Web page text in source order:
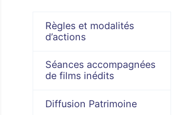
Règles et modalités
d’actions
Séances accompagnées
de films inédits
Diffusion Patrimoine